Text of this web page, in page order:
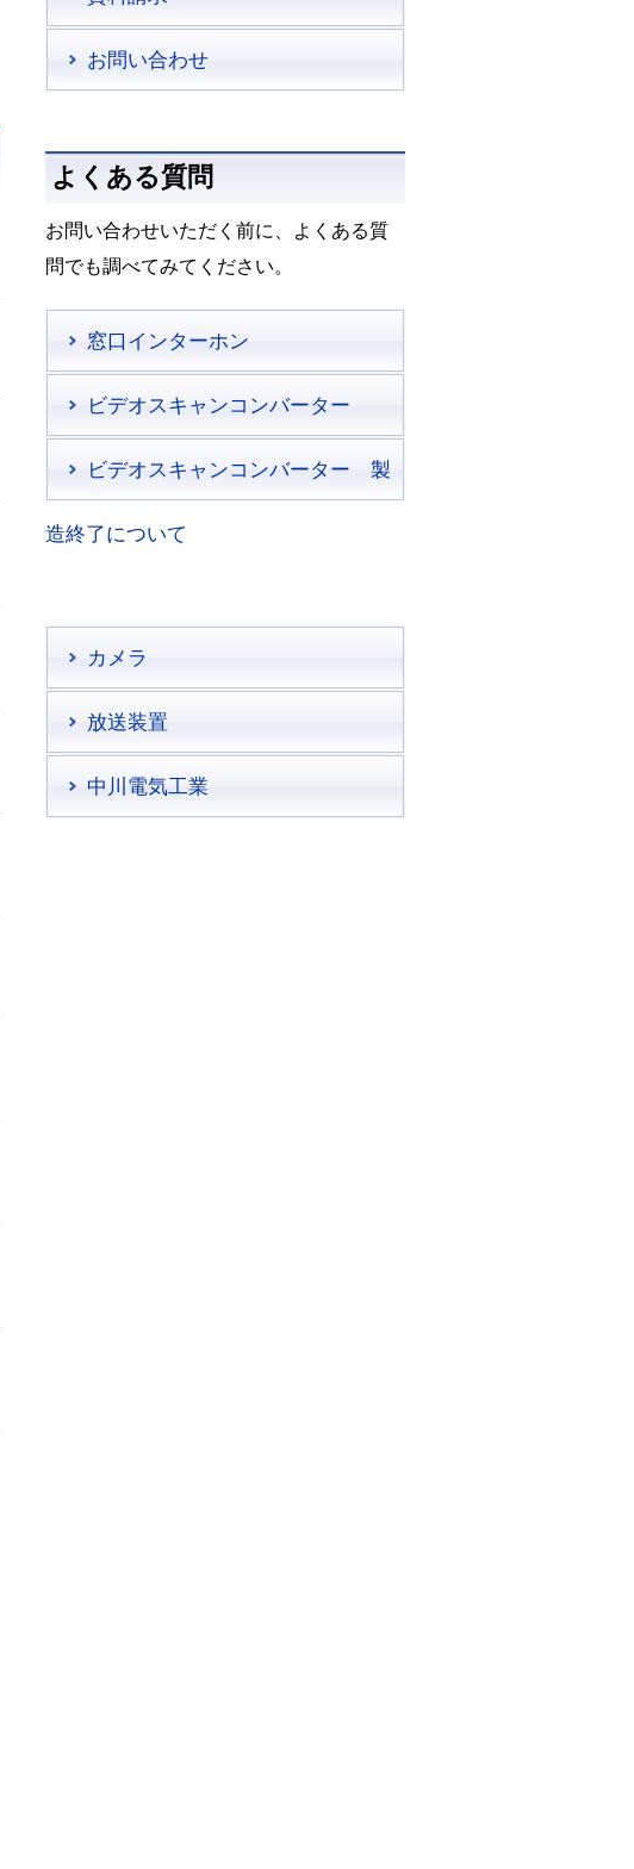
お問い合わせ
よくある質問
お問い合わせいただく前に、よくある質
問でも調べてみてください。
窓口インターホン
ビデオスキャンコンバーター
ビデオスキャンコンバーター 製
造終了について
カメラ
放送装置
中川電気工業